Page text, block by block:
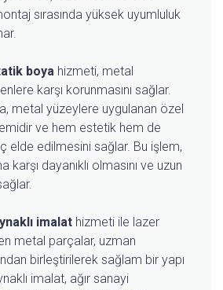
sırasında yüksek uyumluluk
boya hizmeti, metal
karşı korunmasını sağlar.
metal yüzeylere uygulanan özel
ve hem estetik hem de
elde edilmesini sağlar. Bu işlem,
dayanıklı olmasını ve uzun
imalat hizmeti ile lazer
metal parçalar, uzman
birleştirilerek sağlam bir yapı
imalat, ağır sanayi